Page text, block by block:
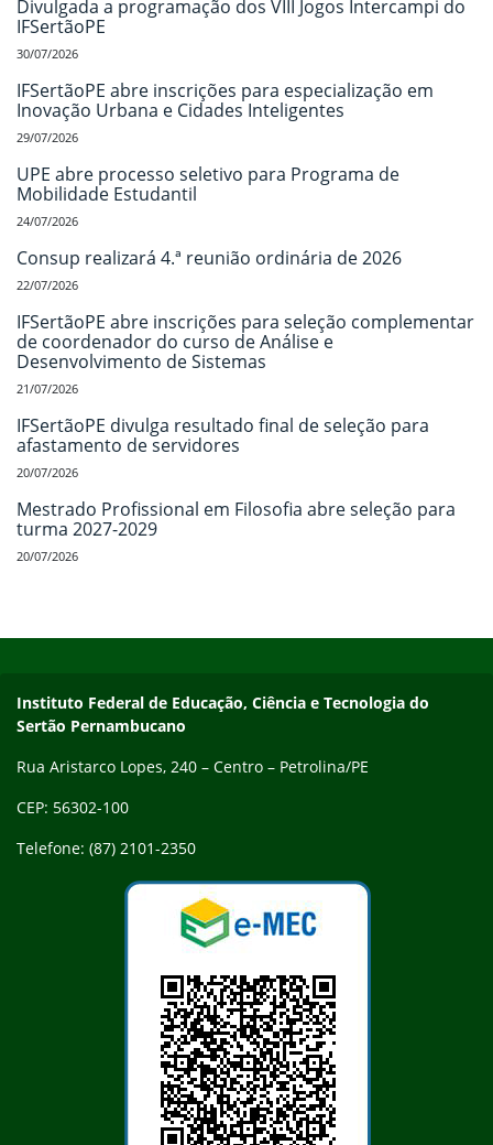
Divulgada a programação dos VIII Jogos Intercampi do
IFSertãoPE
30/07/2026
IFSertãoPE abre inscrições para especialização em
Inovação Urbana e Cidades Inteligentes
29/07/2026
UPE abre processo seletivo para Programa de
Mobilidade Estudantil
24/07/2026
Consup realizará 4.ª reunião ordinária de 2026
22/07/2026
IFSertãoPE abre inscrições para seleção complementar
de coordenador do curso de Análise e
Desenvolvimento de Sistemas
21/07/2026
IFSertãoPE divulga resultado final de seleção para
afastamento de servidores
20/07/2026
Mestrado Profissional em Filosofia abre seleção para
turma 2027-2029
20/07/2026
Endereço
Instituto Federal de Educação, Ciência e Tecnologia do
Sertão Pernambucano
Rua Aristarco Lopes, 240 – Centro – Petrolina/PE
CEP: 56302-100
Telefone: (87) 2101-2350